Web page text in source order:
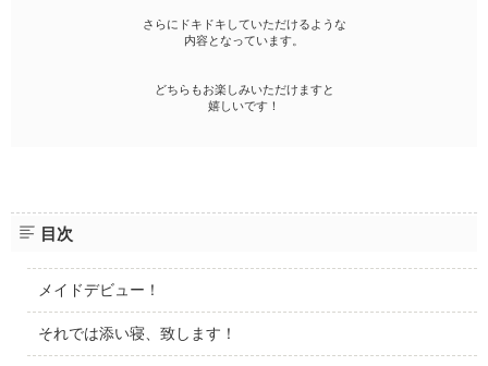
さらにドキドキしていただけるような
内容となっています。
どちらもお楽しみいただけますと
嬉しいです！
目次
メイドデビュー！
それでは添い寝、致します！